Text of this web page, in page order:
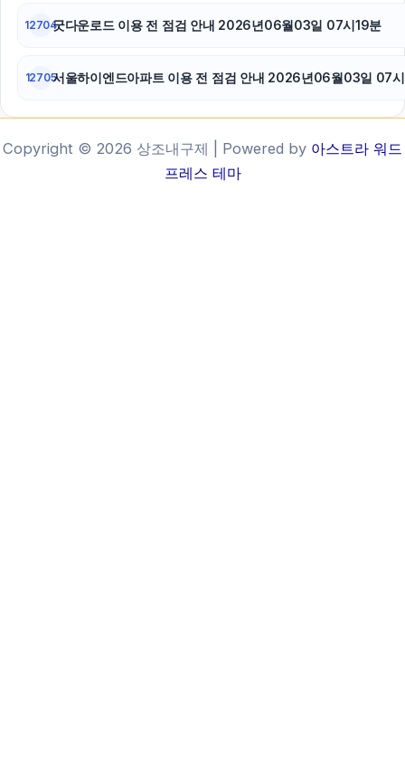
12704굿다운로드 이용 전 점검 안내 2026년06월03일 07시19분
12705서울하이엔드아파트 이용 전 점검 안내 2026년06월03일 07시
Copyright © 2026 상조내구제 | Powered by 아스트라 워드
프레스 테마